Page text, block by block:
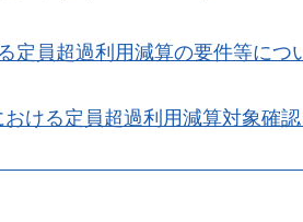
定員超過利用減算の要件等につ
ける定員超過利用減算対象確